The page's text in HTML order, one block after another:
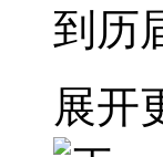
到历
展开